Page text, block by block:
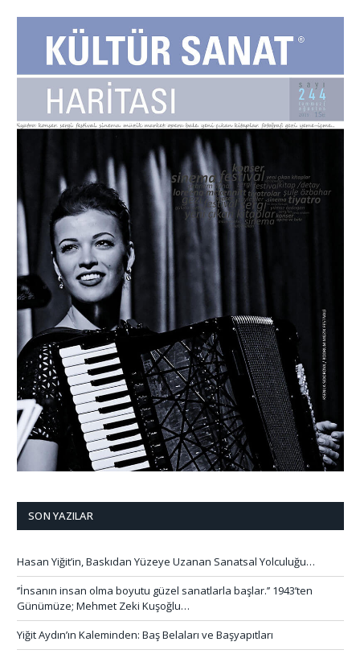
SON YAZILAR
Hasan Yiğit’in, Baskıdan Yüzeye Uzanan Sanatsal Yolculuğu…
‘’İnsanın insan olma boyutu güzel sanatlarla başlar.’’ 1943’ten
Günümüze; Mehmet Zeki Kuşoğlu…
Yiğit Aydın’ın Kaleminden: Baş Belaları ve Başyapıtları